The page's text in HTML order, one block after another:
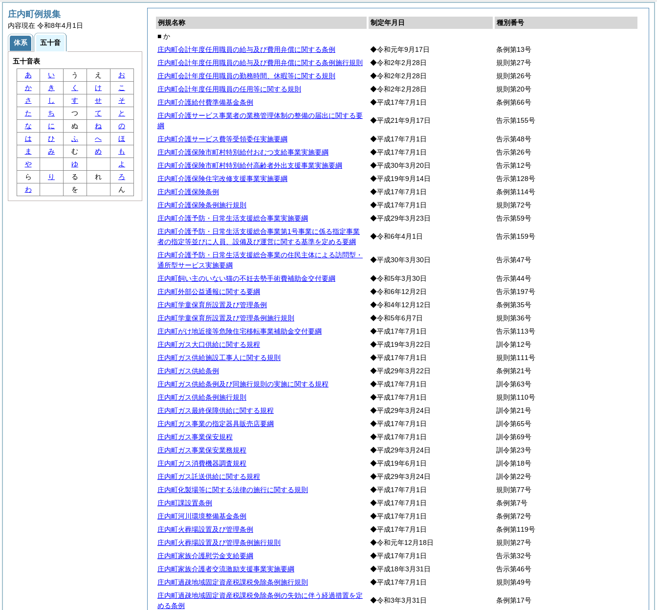
例規名称 制定年月日
種別番号
■ か
庄内町会計年度任用職員の給与及び費用弁償に関する条例
◆令和元年9月17日
条例第13号
庄内町会計年度任用職員の給与及び費用弁償に関する条例施行規則
◆令和2年2月28日
規則第27号
庄内町会計年度任用職員の勤務時間、休暇等に関する規則
◆令和2年2月28日
規則第26号
庄内町会計年度任用職員の任用等に関する規則
◆令和2年2月28日
規則第20号
庄内町介護給付費準備基金条例
◆平成17年7月1日
条例第66号
庄内町介護サービス事業者の業務管理体制の整備の届出に関する要
綱
◆平成21年9月17日 告示第155号
庄内町介護サービス費等受領委任実施要綱 ◆平成17年7月1日
告示第48号
庄内町介護保険市町村特別給付おむつ支給事業実施要綱
◆平成17年7月1日
告示第26号
庄内町介護保険市町村特別給付高齢者外出支援事業実施要綱
◆平成30年3月20日
告示第12号
庄内町介護保険住宅改修支援事業実施要綱
◆平成19年9月14日
告示第128号
庄内町介護保険条例
◆平成17年7月1日
条例第114号
庄内町介護保険条例施行規則
◆平成17年7月1日
規則第72号
庄内町介護予防・日常生活支援総合事業実施要綱
◆平成29年3月23日
告示第59号
庄内町介護予防・日常生活支援総合事業第1号事業に係る指定事業
者の指定等並びに人員、設備及び運営に関する基準を定める要綱
◆令和6年4月1日 告示第159号
庄内町介護予防・日常生活支援総合事業の住民主体による訪問型・
通所型サービス実施要綱
◆平成30年3月30日 告示第47号
庄内町飼い主のいない猫の不妊去勢手術費補助金交付要綱 ◆令和5年3月30日
告示第44号
庄内町外部公益通報に関する要綱
◆令和6年12月2日
告示第197号
庄内町学童保育所設置及び管理条例
◆令和4年12月12日
条例第35号
庄内町学童保育所設置及び管理条例施行規則
◆令和5年6月7日
規則第36号
庄内町がけ地近接等危険住宅移転事業補助金交付要綱
◆平成17年7月1日
告示第113号
庄内町ガス大口供給に関する規程
◆平成19年3月22日
訓令第12号
庄内町ガス供給施設工事人に関する規則
◆平成17年7月1日
規則第111号
庄内町ガス供給条例
◆平成29年3月22日
条例第21号
庄内町ガス供給条例及び同施行規則の実施に関する規程
◆平成17年7月1日
訓令第63号
庄内町ガス供給条例施行規則
◆平成17年7月1日
規則第110号
庄内町ガス最終保障供給に関する規程
◆平成29年3月24日
訓令第21号
庄内町ガス事業の指定器具販売店要綱
◆平成17年7月1日
訓令第65号
庄内町ガス事業保安規程
◆平成17年7月1日
訓令第69号
庄内町ガス事業保安業務規程
◆平成29年3月24日
訓令第23号
庄内町ガス消費機器調査規程
◆平成19年6月1日
訓令第18号
庄内町ガス託送供給に関する規程
◆平成29年3月24日
訓令第22号
庄内町化製場等に関する法律の施行に関する規則
◆平成17年7月1日
規則第77号
庄内町課設置条例
◆平成17年7月1日
条例第7号
庄内町河川環境整備基金条例
◆平成17年7月1日
条例第72号
庄内町火葬場設置及び管理条例
◆平成17年7月1日
条例第119号
庄内町火葬場設置及び管理条例施行規則
◆令和元年12月18日
規則第27号
庄内町家族介護慰労金支給要綱
◆平成17年7月1日
告示第32号
庄内町家族介護者交流激励支援事業実施要綱
◆平成18年3月31日
告示第46号
庄内町過疎地域固定資産税課税免除条例施行規則
◆平成17年7月1日
規則第49号
庄内町過疎地域固定資産税課税免除条例の失効に伴う経過措置を定
める条例
◆令和3年3月31日 条例第17号
庄内町例規集
内容現在 令和8年4月1日
体系 五十音
五十音表
あ
い う え
お
か
き く け
こ
さ
し す せ
そ
た
ち つ て
と
な
に ぬ ね
の
は
ひ ふ へ
ほ
ま
み む め
も
や
ゆ
よ
ら
り る れ
ろ
わ
を ん